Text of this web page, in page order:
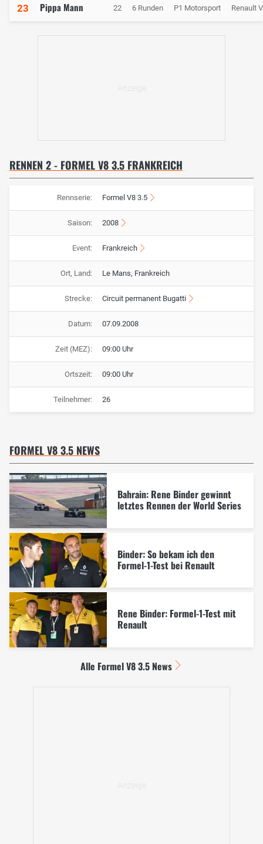
23 Pippa Mann 22 6 Runden P1 Motorsport Renault
RENNEN 2 - FORMEL V8 3.5 FRANKREICH
Rennserie: Formel V8 3.5
Saison: 2008
Event: Frankreich
Ort, Land: Le Mans, Frankreich
Strecke: Circuit permanent Bugatti
Datum: 07.09.2008
Zeit (MEZ): 09:00 Uhr
Ortszeit: 09:00 Uhr
Teilnehmer: 26
FORMEL V8 3.5 NEWS
Bahrain: Rene Binder gewinnt
letztes Rennen der World Series
Binder: So bekam ich den
Formel-1-Test bei Renault
Rene Binder: Formel-1-Test mit
Renault
Alle Formel V8 3.5 News